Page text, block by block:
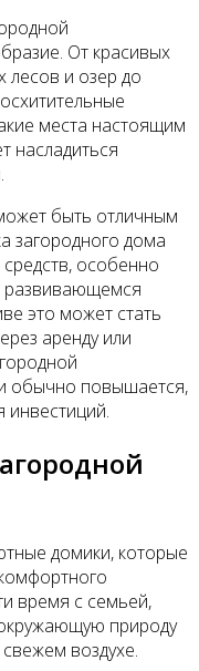
От красивых
лесов и озер до
места настоящим
насладиться
быть отличным
загородного дома
особенно
развивающемся
это может стать
аренду или
обычно повышается,
инвестиций.
домики, которые
время с семьей,
природу
воздухе.